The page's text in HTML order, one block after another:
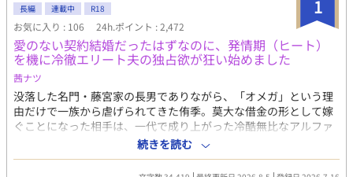
1
長編 連載中 R18
お気に入り : 106 24h.ポイント : 2,472
愛のない契約結婚だったはずなのに、発情期（ヒート）
を機に冷徹エリート夫の独占欲が狂い始めました
茜ナツ
没落した名門・藤宮家の長男でありながら、「オメガ」という理
由だけで一族から虐げられてきた侑季。莫大な借金の形として嫁
ぐことになった相手は、一代で成り上がった冷酷無比なアルファ
社長・鷹栖遼一朗だった。 「愛を囁くつもりも、その身体に触れ
るつもりもない」 ――結ばれたのは、温もりの欠片もない契約結
婚。それでも、誰にも必要とされなかった侑季にとって、そこは
続きを読む